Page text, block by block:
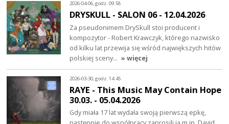
2026-04-06, godz. 09:58
DRYSKULL - SALON 06 - 12.04.2026
Za pseudonimem DrySkull stoi producent i
kompozytor - Robert Krawczyk, którego nazwisko
od kilku lat przewija się wśród największych hitów
polskiej sceny… » więcej
2026-03-30, godz. 14:45
RAYE - This Music May Contain Hope
30.03. - 05.04.2026
Gdy miała 17 lat wydała swoją pierwszą epkę,